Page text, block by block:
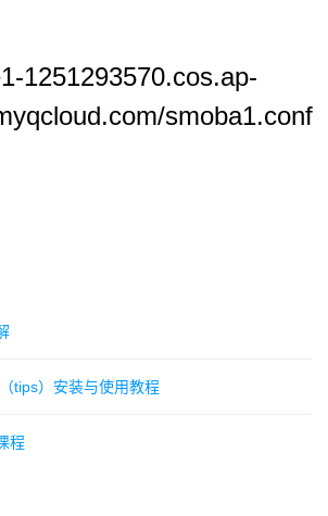
1251293570.cos.ap-
smoba1.conf
tips）安装与使用教程
程